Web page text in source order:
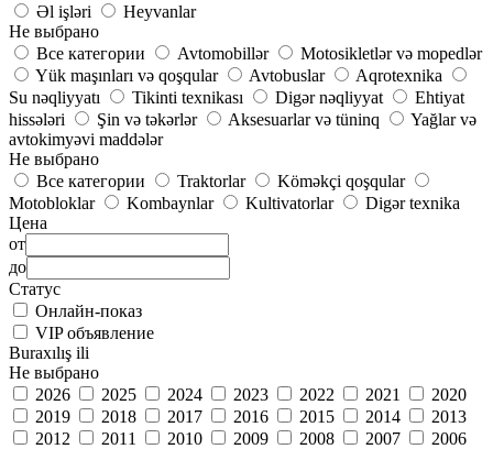
Əl işləri
Heyvanlar
Не выбрано
Все категории
Avtomobillər
Motosikletlər və mopedlər
Yük maşınları və qoşqular
Avtobuslar
Aqrotexnika
Su nəqliyyatı
Tikinti texnikası Digər nəqliyyat
Ehtiyat
hissələri
Şin və təkərlər Aksesuarlar və tüninq
Yağlar və
avtokimyəvi maddələr
Не выбрано
Все категории
Traktorlar
Köməkçi qoşqular
Motobloklar
Kombaynlar Kultivatorlar
Digər texnika
Цена
от
до
Статус
Онлайн-показ
VIP объявление
Buraxılış ili
Не выбрано
2026
2025 2024 2023 2022 2021
2020
2019
2018 2017 2016 2015 2014
2013
2012
2011 2010 2009 2008 2007
2006